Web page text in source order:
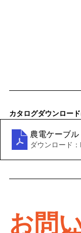
カタログダウンロー
農電ケーブ
ダウンロード
お問